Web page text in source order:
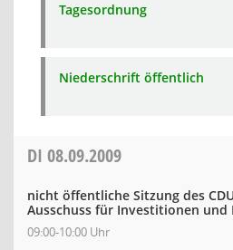
Tagesordnung
Niederschrift öffentlich
DI 08.09.2009
nicht öffentliche Sitzung des
Ausschuss für Investitionen und
09:00-10:00 Uhr